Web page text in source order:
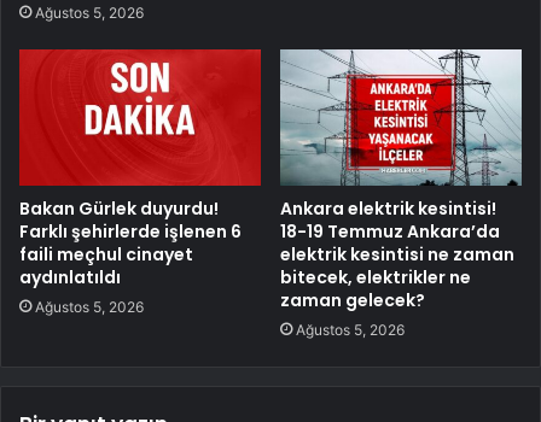
Ağustos 5, 2026
Bakan Gürlek duyurdu!
Farklı şehirlerde işlenen 6
faili meçhul cinayet
aydınlatıldı
Ağustos 5, 2026
Ankara elektrik kesintisi!
18-19 Temmuz Ankara’da
elektrik kesintisi ne zaman
bitecek, elektrikler ne
zaman gelecek?
Ağustos 5, 2026